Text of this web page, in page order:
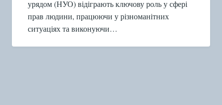
урядом (НУО) відіграють ключову роль у сфері
прав людини, працюючи у різноманітних
ситуаціях та виконуючи…